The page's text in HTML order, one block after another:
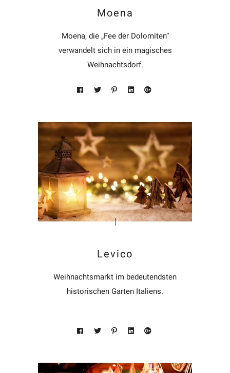
Moena
Moena, die „Fee der Dolomiten“
verwandelt sich in ein magisches
Weihnachtsdorf.
Levico
Weihnachtsmarkt im bedeutendsten
historischen Garten Italiens.